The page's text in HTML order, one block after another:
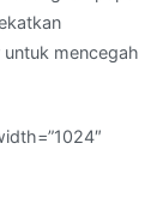
mencegah